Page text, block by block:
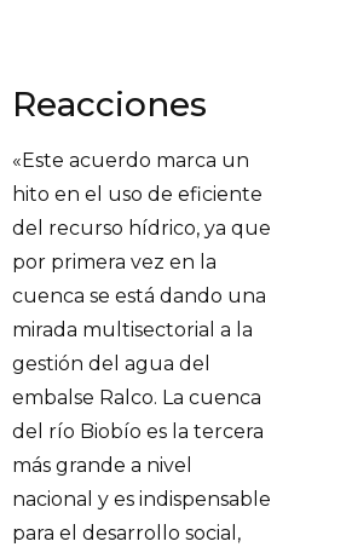
Reacciones
«Este acuerdo marca un
hito en el uso de eficiente
del recurso hídrico, ya que
por primera vez en la
cuenca se está dando una
mirada multisectorial a la
gestión del agua del
embalse Ralco. La cuenca
del río Biobío es la tercera
más grande a nivel
nacional y es indispensable
para el desarrollo social,